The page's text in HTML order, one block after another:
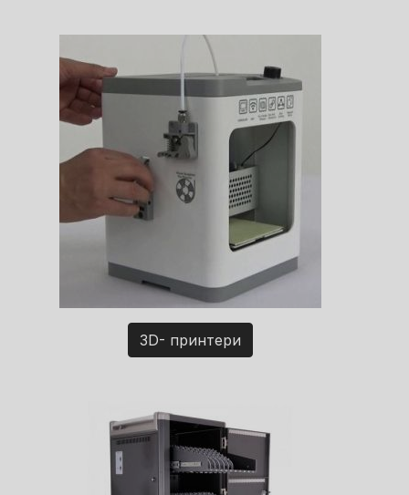
3D- принтери